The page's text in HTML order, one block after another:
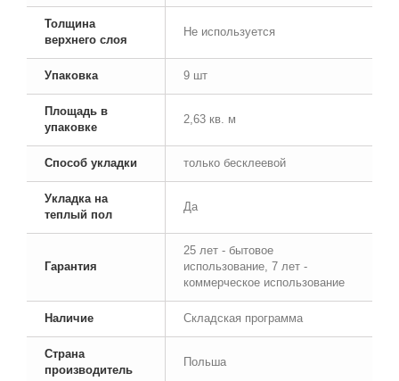
Толщина
верхнего слоя
Не используется
Упаковка 9 шт
Площадь в
упаковке
2,63 кв. м
Способ укладки только бесклеевой
Укладка на
теплый пол
Да
Гарантия
25 лет - бытовое
использование, 7 лет -
коммерческое использование
Наличие Складская программа
Страна
производитель
Польша